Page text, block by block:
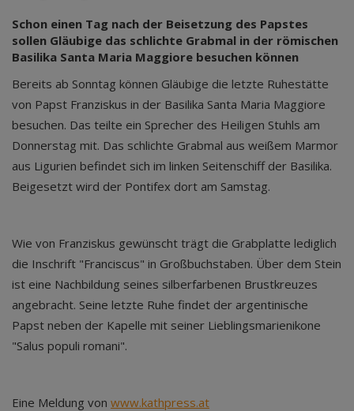
Schon einen Tag nach der Beisetzung des Papstes
sollen Gläubige das schlichte Grabmal in der römischen
Basilika Santa Maria Maggiore besuchen können
Bereits ab Sonntag können Gläubige die letzte Ruhestätte
von Papst Franziskus in der Basilika Santa Maria Maggiore
besuchen. Das teilte ein Sprecher des Heiligen Stuhls am
Donnerstag mit. Das schlichte Grabmal aus weißem Marmor
aus Ligurien befindet sich im linken Seitenschiff der Basilika.
Beigesetzt wird der Pontifex dort am Samstag.
Wie von Franziskus gewünscht trägt die Grabplatte lediglich
die Inschrift "Franciscus" in Großbuchstaben. Über dem Stein
ist eine Nachbildung seines silberfarbenen Brustkreuzes
angebracht. Seine letzte Ruhe findet der argentinische
Papst neben der Kapelle mit seiner Lieblingsmarienikone
"Salus populi romani".
Eine Meldung von www.kathpress.at